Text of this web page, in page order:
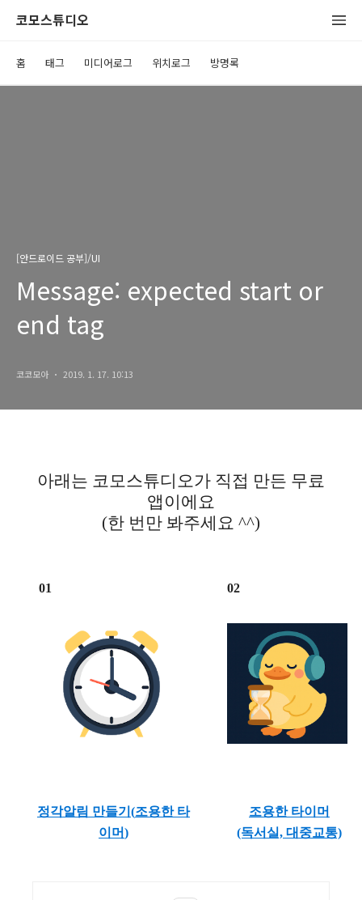
코모스튜디오
홈 태그 미디어로그 위치로그 방명록
[안드로이드 공부]/UI
Message: expected start or
end tag
코코모아 2019. 1. 17. 10:13
아래는 코모스튜디오가 직접 만든 무료
앱이에요
(한 번만 봐주세요 ^^)
01 02
정각알림 만들기(조용한 타
이머)
조용한 타이머
(독서실, 대중교통)